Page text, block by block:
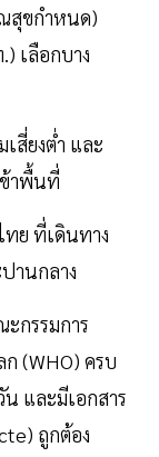
สุขกำหนด)
เลือกบาง
สี่ยงต่ำ และ
าพื้นที่
ย ที่เดินทาง
านกลาง
กรรมการ
(WHO) ครบ
และมีเอกสาร
ถูกต้อง